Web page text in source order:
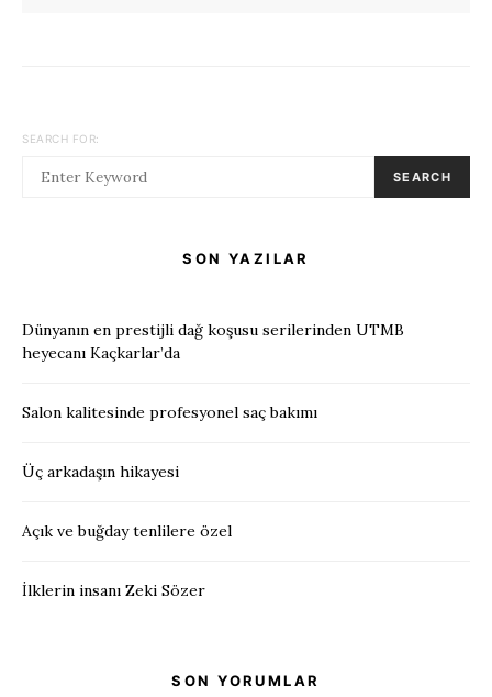
SEARCH FOR:
SEARCH
SON YAZILAR
Dünyanın en prestijli dağ koşusu serilerinden UTMB
heyecanı Kaçkarlar’da
Salon kalitesinde profesyonel saç bakımı
Üç arkadaşın hikayesi
Açık ve buğday tenlilere özel
İlklerin insanı Zeki Sözer
SON YORUMLAR